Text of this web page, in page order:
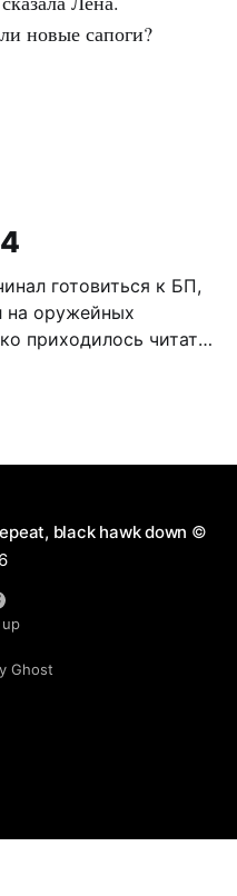
новые сапоги?
готовиться к БП,
на оружейных
приходилось читать
в России. Как
black hawk down ©
up
Ghost